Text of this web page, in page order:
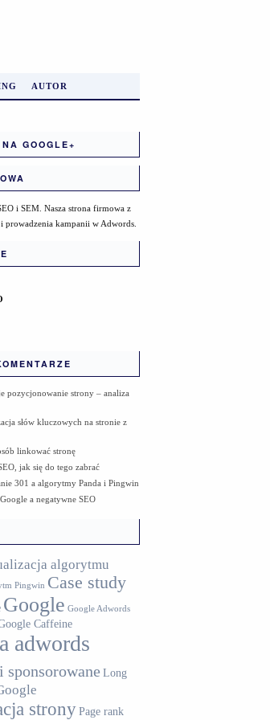
AUTOR
GOOGLE+
i SEM. Nasza strona firmowa z
prowadzenia kampanii w Adwords.
pozycjonowanie strony – analiza
słów kluczowych na stronie z
linkować stronę
jak się do tego zabrać
301 a algorytmy Panda i Pingwin
a negatywne SEO
algorytmu
Pingwin Case study
Google Google Adwords
Caffeine
adwords
Long
stronyPage rank